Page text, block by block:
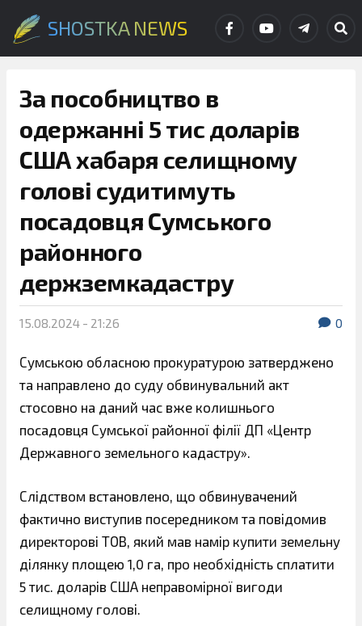
SHOSTKA NEWS
За пособництво в
одержанні 5 тис доларів
США хабаря селищному
голові судитимуть
посадовця Сумського
районного
держземкадастру
15.08.2024 - 21:26 0
Сумською обласною прокуратурою затверджено
та направлено до суду обвинувальний акт
стосовно на даний час вже колишнього
посадовця Сумської районної філії ДП «Центр
Державного земельного кадастру».
Слідством встановлено, що обвинувачений
фактично виступив посередником та повідомив
директорові ТОВ, який мав намір купити земельну
ділянку площею 1,0 га, про необхідність сплатити
5 тис. доларів США неправомірної вигоди
селищному голові.